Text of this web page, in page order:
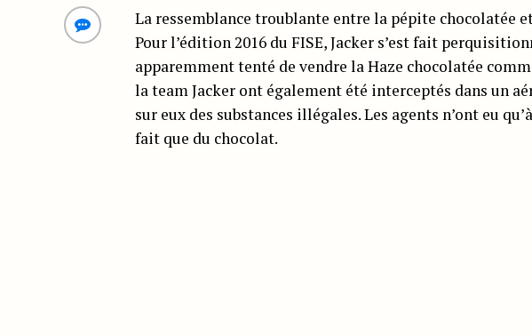
La ressemblance troublante entre la pépite chocolatée
Pour l’édition 2016 du FISE, Jacker s’est fait
apparemment tenté de vendre la Haze chocolatée
la team Jacker ont également été interceptés dans un
sur eux des substances illégales. Les agents n’ont eu
fait que du chocolat.